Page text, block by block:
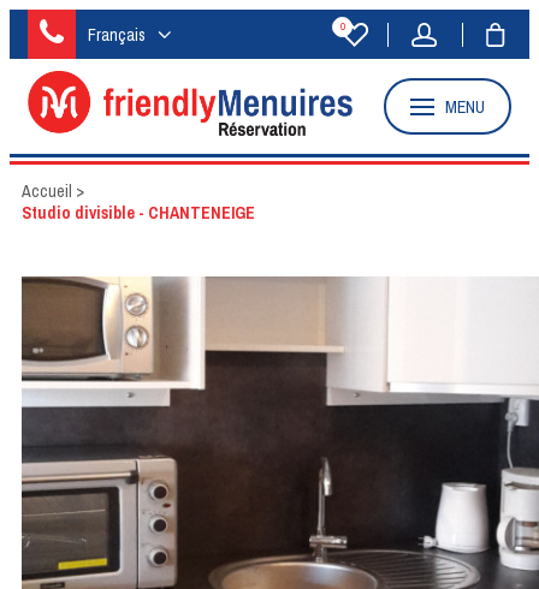
Français 0
MENU
Accueil >
Studio divisible - CHANTENEIGE